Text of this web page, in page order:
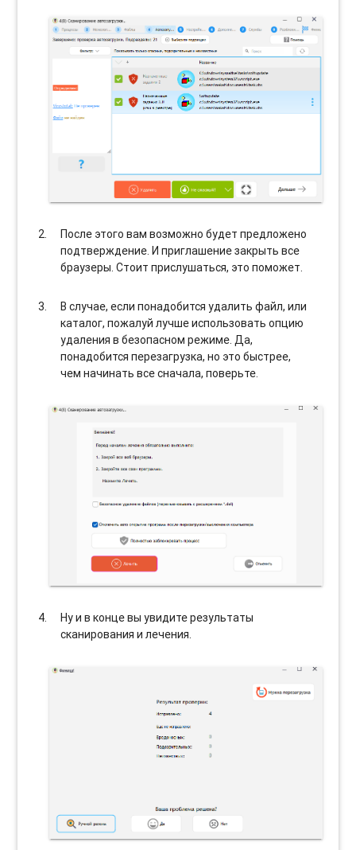
После этого вам возможно будет предложено
подтверждение. И приглашение закрыть все
браузеры. Стоит прислушаться, это поможет.
В случае, если понадобится удалить файл, или
каталог, пожалуй лучше использовать опцию
удаления в безопасном режиме. Да,
понадобится перезагрузка, но это быстрее,
чем начинать все сначала, поверьте.
Ну и в конце вы увидите результаты
сканирования и лечения.